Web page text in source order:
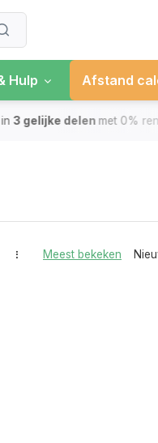
Hulp Afstand
3 gelijke delen met 0% rente
Meest bekeken